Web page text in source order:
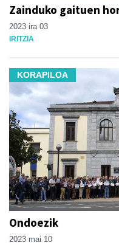
Zainduko gaituen
2023 ira 03
IRITZIA
KORAPILOA
Ondoezik
2023 mai 10